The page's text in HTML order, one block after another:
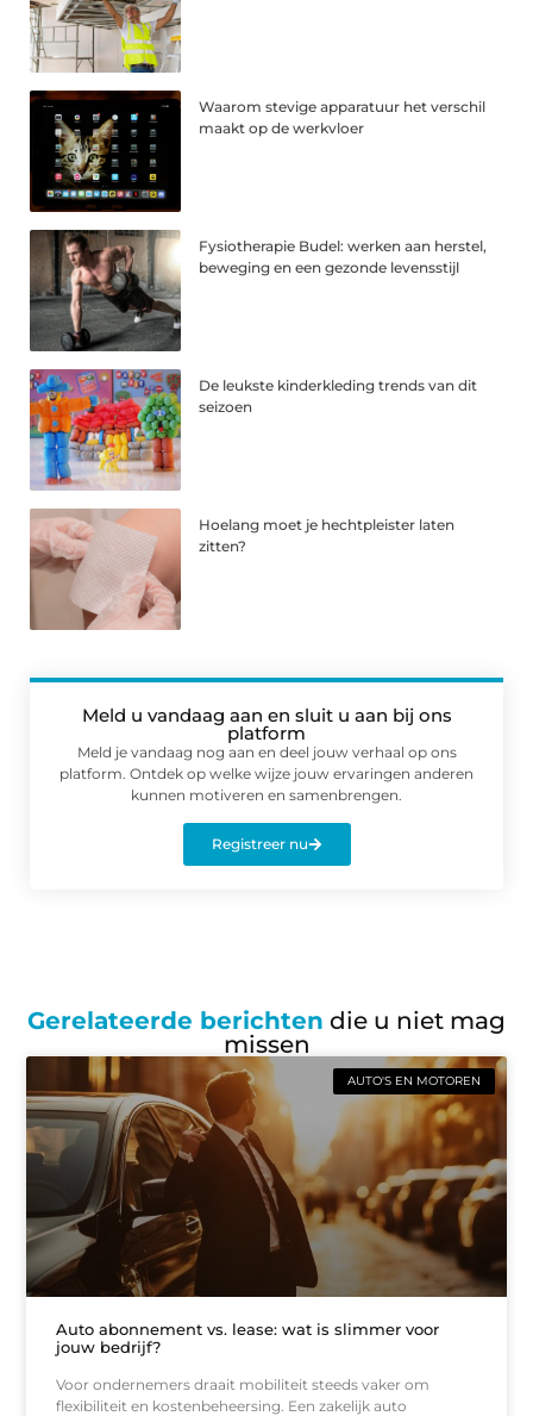
Waarom stevige apparatuur het verschil
maakt op de werkvloer
Fysiotherapie Budel: werken aan herstel,
beweging en een gezonde levensstijl
De leukste kinderkleding trends van dit
seizoen
Hoelang moet je hechtpleister laten
zitten?
Meld u vandaag aan en sluit u aan bij ons
platform
Meld je vandaag nog aan en deel jouw verhaal op ons
platform. Ontdek op welke wijze jouw ervaringen anderen
kunnen motiveren en samenbrengen.
Registreer nu
Gerelateerde berichten die u niet mag
missen
AUTO'S EN MOTOREN
Auto abonnement vs. lease: wat is slimmer voor
jouw bedrijf?
Voor ondernemers draait mobiliteit steeds vaker om
flexibiliteit en kostenbeheersing. Een zakelijk auto